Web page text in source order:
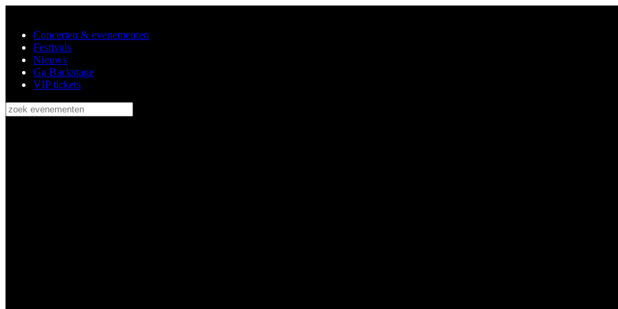
Concerten & evenementen
Festivals
Nieuws
Ga Backstage
VIP tickets
zoek evenementen